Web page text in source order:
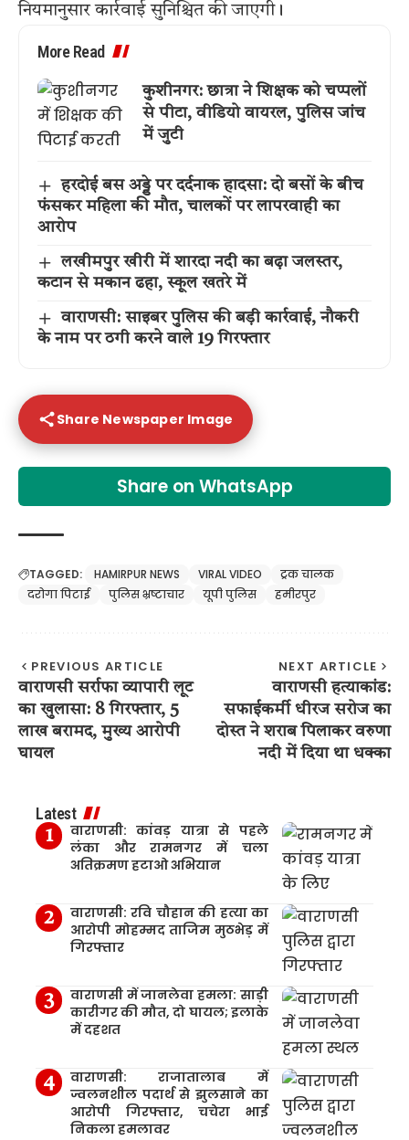
नियमानुसार कार्रवाई सुनिश्चित की जाएगी।
More Read
कुशीनगर: छात्रा ने शिक्षक को चप्पलों
से पीटा, वीडियो वायरल, पुलिस जांच
में जुटी
हरदोई बस अड्डे पर दर्दनाक हादसा: दो बसों के बीच
फंसकर महिला की मौत, चालकों पर लापरवाही का
आरोप
लखीमपुर खीरी में शारदा नदी का बढ़ा जलस्तर,
कटान से मकान ढहा, स्कूल खतरे में
वाराणसी: साइबर पुलिस की बड़ी कार्रवाई, नौकरी
के नाम पर ठगी करने वाले 19 गिरफ्तार
Share Newspaper Image
Share on WhatsApp
TAGGED: HAMIRPUR NEWS VIRAL VIDEO
ट्रक चालक
दरोगा पिटाई
पुलिस भ्रष्टाचार यूपी पुलिस हमीरपुर
PREVIOUS ARTICLE
वाराणसी सर्राफा व्यापारी लूट
का खुलासा: 8 गिरफ्तार, 5
लाख बरामद, मुख्य आरोपी
घायल
NEXT ARTICLE
वाराणसी हत्याकांड:
सफाईकर्मी धीरज सरोज का
दोस्त ने शराब पिलाकर वरुणा
नदी में दिया था धक्का
Latest
वाराणसी: कांवड़ यात्रा से पहले
लंका और रामनगर में चला
अतिक्रमण हटाओ अभियान
वाराणसी: रवि चौहान की हत्या का
आरोपी मोहम्मद ताजिम मुठभेड़ में
गिरफ्तार
वाराणसी में जानलेवा हमला: साड़ी
कारीगर की मौत, दो घायल; इलाके
में दहशत
वाराणसी: राजातालाब में
ज्वलनशील पदार्थ से झुलसाने का
आरोपी गिरफ्तार, चचेरा भाई
निकला हमलावर